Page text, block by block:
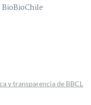
BioBioChile
y transparencia de BBCL